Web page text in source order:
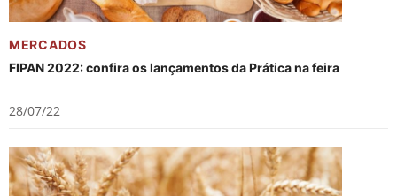
MERCADOS
FIPAN 2022: confira os lançamentos da Prática na feira
28/07/22